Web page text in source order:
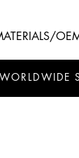
WORLDWIDE